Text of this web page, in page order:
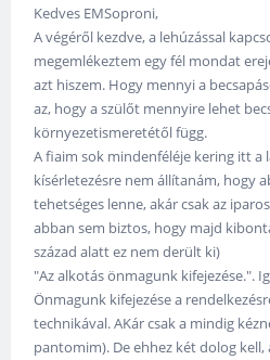
Kedves EMSoproni,
A végéről kezdve, a lehúzással
megemlékeztem egy fél mondat
azt hiszem. Hogy mennyi a
az, hogy a szülőt mennyire lehet
környezetismeretétől függ.
A fiaim sok mindenféléje kering itt a
kísérletezésre nem állítanám, hogy
tehetséges lenne, akár csak az
abban sem biztos, hogy majd
század alatt ez nem derült ki)
"Az alkotás önmagunk kifejezése.".
Önmagunk kifejezése a
technikával. AKár csak a mindig
pantomim). De ehhez két dolog